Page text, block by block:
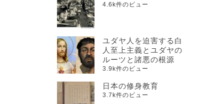
4.6k件のビュー
ユダヤ人を迫害する白
人至上主義とユダヤの
ルーツと諸悪の根源
3.9k件のビュー
日本の修身教育
3.7k件のビュー